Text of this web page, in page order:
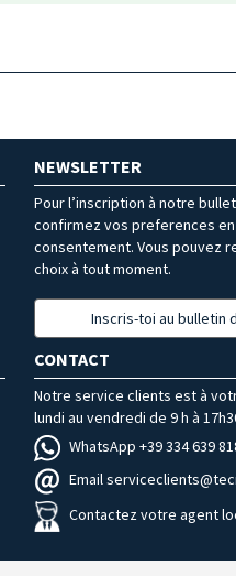
NEWSLETTER
Pour l’inscription à notre
confirmez vos preferences
consentement. Vous pouvez
choix à tout moment.
Inscris-toi au bulletin
CONTACT
Notre service clients est à
lundi au vendredi de 9 h à
WhatsApp +39 334 639
Email
Contactez votre agent